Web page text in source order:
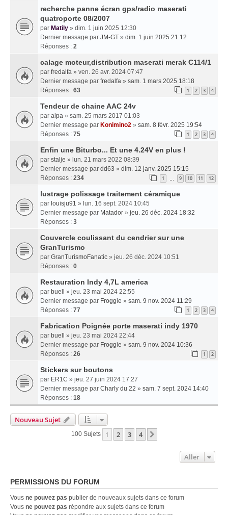
recherche panne écran gps/radio maserati
quatroporte 08/2007
par Matily » dim. 1 juin 2025 12:30
Dernier message par JM-GT » dim. 1 juin 2025 21:12
Réponses : 2
calage moteur,distribution maserati merak C114/1
par fredalfa » ven. 26 avr. 2024 07:47
Dernier message par fredalfa » sam. 1 mars 2025 18:18
Réponses : 63 1 2 3 4
Tendeur de chaine AAC 24v
par alpa » sam. 25 mars 2017 01:03
Dernier message par Konimino2 » sam. 8 févr. 2025 19:54
Réponses : 75 1 2 3 4
Enfin une Biturbo... Et une 4.24V en plus !
par stalje » lun. 21 mars 2022 08:39
Dernier message par dd63 » dim. 12 janv. 2025 15:15
Réponses : 234 1 9 10 11 12
lustrage polissage traitement céramique
par louisju91 » lun. 16 sept. 2024 10:45
Dernier message par Matador » jeu. 26 déc. 2024 18:32
Réponses : 3
Couvercle coulissant du cendrier sur une
GranTurismo
par GranTurismoFanatic » jeu. 26 déc. 2024 10:51
Réponses : 0
Restauration Indy 4,7L america
par buell » jeu. 23 mai 2024 22:55
Dernier message par Froggie » sam. 9 nov. 2024 11:29
Réponses : 77 1 2 3 4
Fabrication Poignée porte maserati indy 1970
par buell » jeu. 23 mai 2024 22:44
Dernier message par Froggie » sam. 9 nov. 2024 10:36
Réponses : 26 1 2
Stickers sur boutons
par ER1C » jeu. 27 juin 2024 17:27
Dernier message par Charly du 22 » sam. 7 sept. 2024 14:40
Réponses : 18
Nouveau Sujet
100 Sujets 1 2 3 4
Aller
PERMISSIONS DU FORUM
Vous ne pouvez pas publier de nouveaux sujets dans ce forum
Vous ne pouvez pas répondre aux sujets dans ce forum